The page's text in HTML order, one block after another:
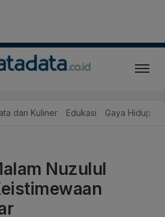
dan Kuliner Edukasi Gaya Hidup
Nuzulul